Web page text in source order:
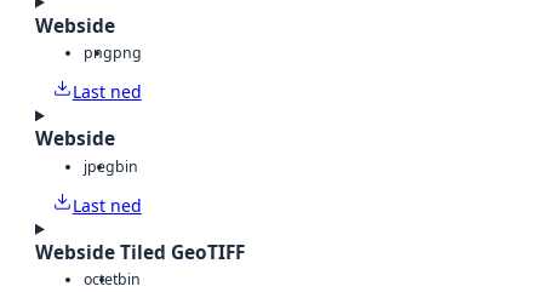
Webside
pngpng
Last ned
Webside
jpegbin
Last ned
Webside Tiled GeoTIFF
octetbin